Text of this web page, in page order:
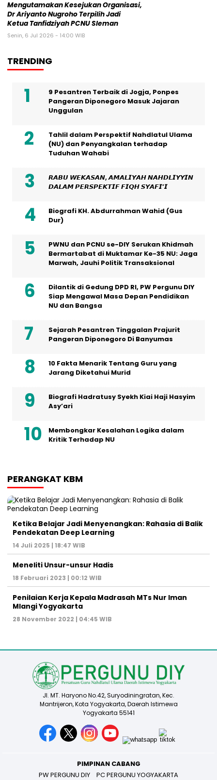
Mengutamakan Kesejukan Organisasi,
Dr Ariyanto Nugroho Terpilih Jadi
Ketua Tanfidziyah PCNU Sleman
Senin, 6 Jul 2026 - 14:00 WIB
TRENDING
9 Pesantren Terbaik di Jogja, Ponpes
Pangeran Diponegoro Masuk Jajaran
Unggulan
Tahlil dalam Perspektif Nahdlatul Ulama
(NU) dan Penyangkalan terhadap
Tuduhan Wahabi
𝙍𝘼𝘽𝙐 𝙒𝙀𝙆𝘼𝙎𝘼𝙉, 𝘼𝙈𝘼𝙇𝙄𝙔𝘼𝙃 𝙉𝘼𝙃𝘿𝙇𝙄𝙔𝙔𝙄𝙉
𝘿𝘼𝙇𝘼𝙈 𝙋𝙀𝙍𝙎𝙋𝙀𝙆𝙏𝙄𝙁 𝙁𝙄𝙌𝙃 𝙎𝙔𝘼𝙁𝙄’𝙄
Biografi KH. Abdurrahman Wahid (Gus
Dur)
PWNU dan PCNU se-DIY Serukan Khidmah
Bermartabat di Muktamar Ke-35 NU: Jaga
Marwah, Jauhi Politik Transaksional
Dilantik di Gedung DPD RI, PW Pergunu DIY
Siap Mengawal Masa Depan Pendidikan
NU dan Bangsa
Sejarah Pesantren Tinggalan Prajurit
Pangeran Diponegoro Di Banyumas
10 Fakta Menarik Tentang Guru yang
Jarang Diketahui Murid
Biografi Hadratusy Syekh Kiai Haji Hasyim
Asy’ari
Membongkar Kesalahan Logika dalam
Kritik Terhadap NU
PERANGKAT KBM
Ketika Belajar Jadi Menyenangkan: Rahasia di Balik
Pendekatan Deep Learning
14 Juli 2025 | 18:47 WIB
Meneliti Unsur-unsur Hadis
18 Februari 2023 | 00:12 WIB
Penilaian Kerja Kepala Madrasah MTs Nur Iman
Mlangi Yogyakarta
28 November 2022 | 04:45 WIB
Jl. MT. Haryono No.42, Suryodiningratan, Kec.
Mantrijeron, Kota Yogyakarta, Daerah Istimewa
Yogyakarta 55141
PIMPINAN CABANG
PW PERGUNU DIY
PC PERGUNU YOGYAKARTA